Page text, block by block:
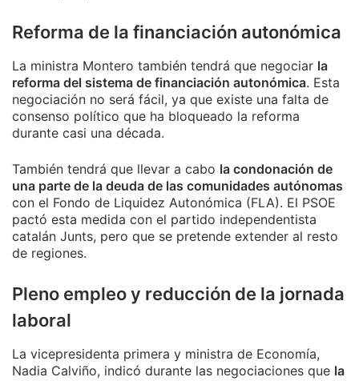
Reforma de la financiación autonómica
La ministra Montero también tendrá que negociar la
reforma del sistema de financiación autonómica. Esta
negociación no será fácil, ya que existe una falta de
consenso político que ha bloqueado la reforma
durante casi una década.
También tendrá que llevar a cabo la condonación de
una parte de la deuda de las comunidades autónomas
con el Fondo de Liquidez Autonómica (FLA). El PSOE
pactó esta medida con el partido independentista
catalán Junts, pero que se pretende extender al resto
de regiones.
Pleno empleo y reducción de la jornada
laboral
La vicepresidenta primera y ministra de Economía,
Nadia Calviño, indicó durante las negociaciones que la